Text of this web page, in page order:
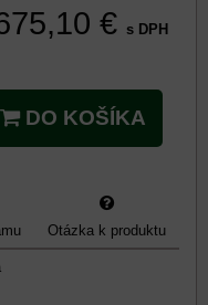
€ s DPH
DO KOŠÍKA
Otázka k produktu